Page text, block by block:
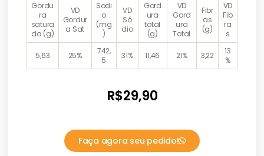
Gordu
ra
satura
da (g)
VD
Gordur
a Sat
Sodi
o
(mg
)
VD
Só
dio
Gord
ura
total
(g)
VD
Gord
ura
Total
Fibr
as
(g)
VD
Fib
ra
s
5,63 25%
742,
5
31% 11,46 21% 3,22
13
%
R$29,90
Faça agora seu pedido!